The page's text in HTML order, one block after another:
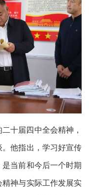
十届四中全会精神，
他指出，学习好宣传
当前和今后一个时期
神与实际工作发展实